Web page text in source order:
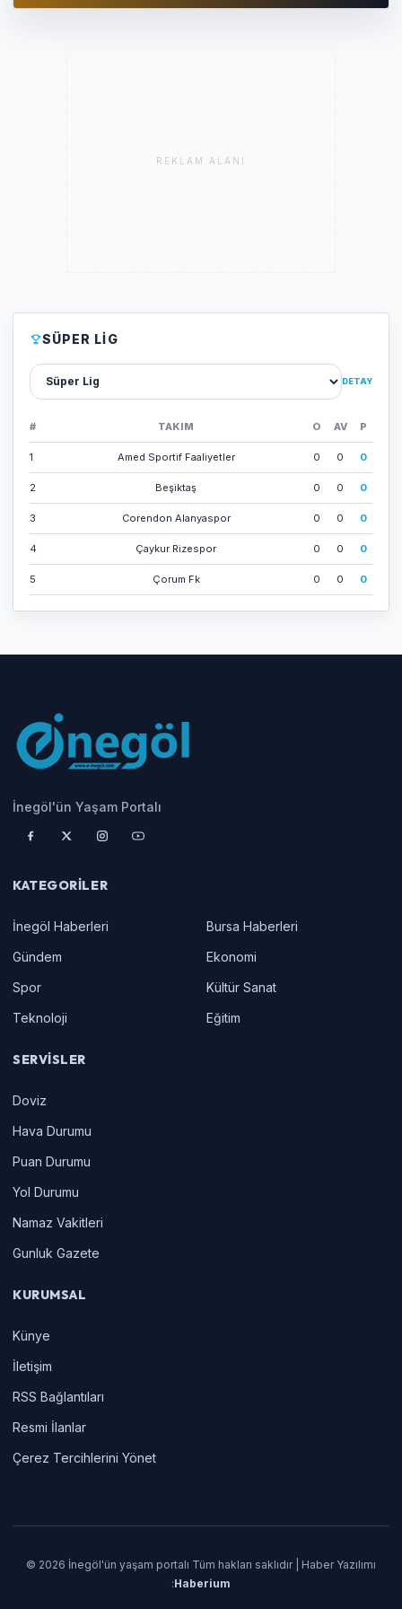
REKLAM ALANI
SÜPER LIG
Lig sec DETAY
# TAKIM O AV P
1 Amed Sporti̇f Faali̇yetler 0 0 0
2 Beşi̇ktaş 0 0 0
3 Corendon Alanyaspor 0 0 0
4 Çaykur Ri̇zespor 0 0 0
5 Çorum Fk 0 0 0
İnegöl'ün Yaşam Portalı
KATEGORILER
İnegöl Haberleri
Bursa Haberleri
Gündem
Ekonomi
Spor
Kültür Sanat
Teknoloji
Eğitim
SERVISLER
Doviz
Hava Durumu
Puan Durumu
Yol Durumu
Namaz Vakitleri
Gunluk Gazete
KURUMSAL
Künye
İletişim
RSS Bağlantıları
Resmi İlanlar
Çerez Tercihlerini Yönet
© 2026 İnegöl'ün yaşam portalı Tüm hakları saklıdır | Haber Yazılımı
:Haberium